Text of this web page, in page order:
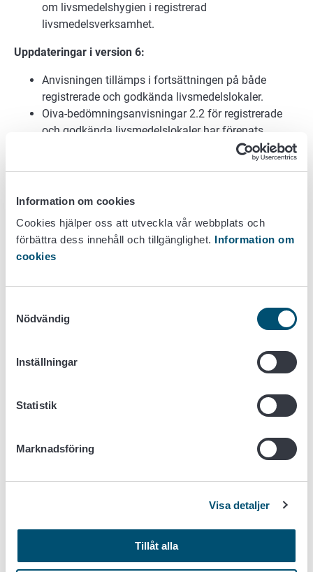
Information om cookies
Cookies hjälper oss att utveckla vår webbplats och
förbättra dess innehåll och tillgänglighet. Information om
cookies
Nödvändig
Inställningar
Statistik
Marknadsföring
Visa detaljer
Tillåt alla
om livsmedelshygien i registrerad
livsmedelsverksamhet.
Uppdateringar i version 6:
Anvisningen tillämps i fortsättningen på både
registrerade och godkända livsmedelslokaler.
Oiva-bedömningsanvisningar 2.2 för registrerade
och godkända livsmedelslokaler har förenats.
Ändringnar av listan över saker som ska
2.3 Inredningens, utrustningens,
vattenutrustningens och
arbetsredskapens underhåll
Anvisning/version: 2216/04.02.00.01/2021/11, tagen i
Denna anvisning tillämpas i alla livsmedelslokaler.
framställning av livsmedel, såsom vattentankar,
vattenkylningsapparater och
desinficeringsapparater som använder vatten.
Med underhåll avses att utrustningen fungerar på
fungerar, att den underhålls tillräckligt snabbt och
att man ser till att den är i skick (att även dess ytor
är i skick dvs. att det är möjligt att hålla den ren)
och att den kalibreras.